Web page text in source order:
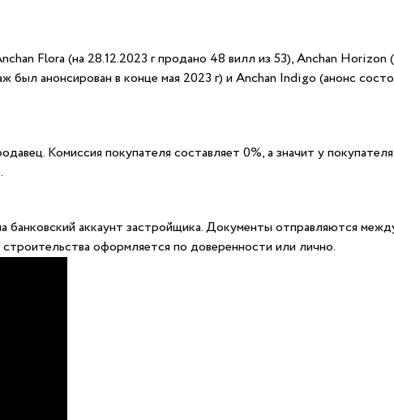
Flora (на 28.12.2023 г продано 48 вилл из 53), Anchan Horizon
анонсирован в конце мая 2023 г) и Anchan Indigo (анонс
Комиссия покупателя составляет 0%, а значит у
аккаунт застройщика. Документы отправляются
оформляется по доверенности или лично.